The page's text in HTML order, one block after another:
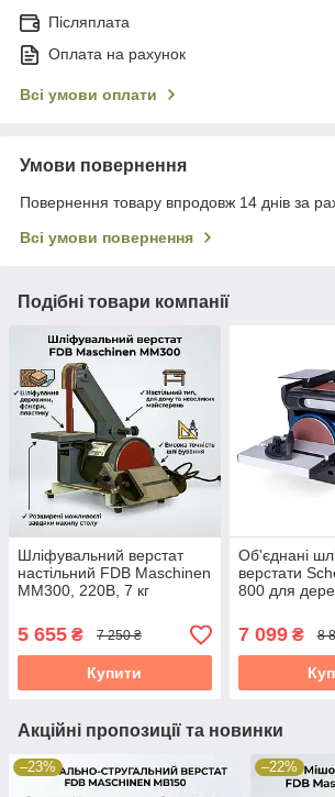
Післяплата
Оплата на рахунок
Всі умови оплати
Умови повернення
Повернення товару впродовж 14 днів за
Всі умови повернення
Подібні товари компанії
Шліфувальний верстат
настільний FDB Maschinen
MM300, 220В, 7 кг
5 655 ₴ 7 250 ₴
Купити
Об'єднані
верстати
800 для
7 099₴ 8
Акційні пропозиції та новинки
–23% –22%